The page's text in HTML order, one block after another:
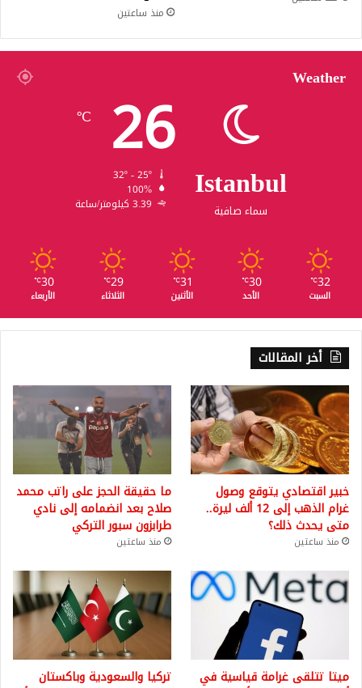
منذ ساعتين
Weather
Istanbul
سماء صافية
26
℃
100%
3.39 كيلومتر/ساعة
32
℃
السبت
30
℃
الأحد
31
℃
الأثنين
29
℃
الثلاثاء
30
℃
الأربعاء
أخر المقالات
خبير اقتصادي يتوقع وصول
غرام الذهب إلى 12 ألف ليرة..
متى يحدث ذلك؟
منذ ساعتين
ما حقيقة الحجز على راتب محمد
صلاح بعد انضمامه إلى نادي
طرابزون سبور التركي
منذ ساعتين
ميتا تتلقى غرامة قياسية في تركيا والسعودية وباكستان